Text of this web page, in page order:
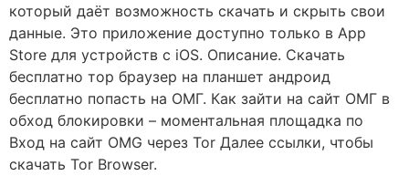
который даёт возможность скачать и скрыть свои
данные. Это приложение доступно только в App
Store для устройств с iOS. Описание. Скачать
бесплатно тор браузер на планшет андроид
бесплатно попасть на ОМГ. Как зайти на сайт ОМГ в
обход блокировки – моментальная площадка по
Вход на сайт OMG через Tor Далее ссылки, чтобы
скачать Tor Browser.